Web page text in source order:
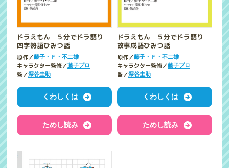
ドラえもん ５分でドラ語り
四字熟語ひみつ話
原作／藤子・Ｆ・不二雄
キャラクター監修／藤子プロ
監／深谷圭助
くわしくは
ためし読み
ドラえもん ５分でドラ語り
故事成語ひみつ話
原作／藤子・Ｆ・不二雄
キャラクター監修／藤子プロ
監／深谷圭助
くわしくは
ためし読み